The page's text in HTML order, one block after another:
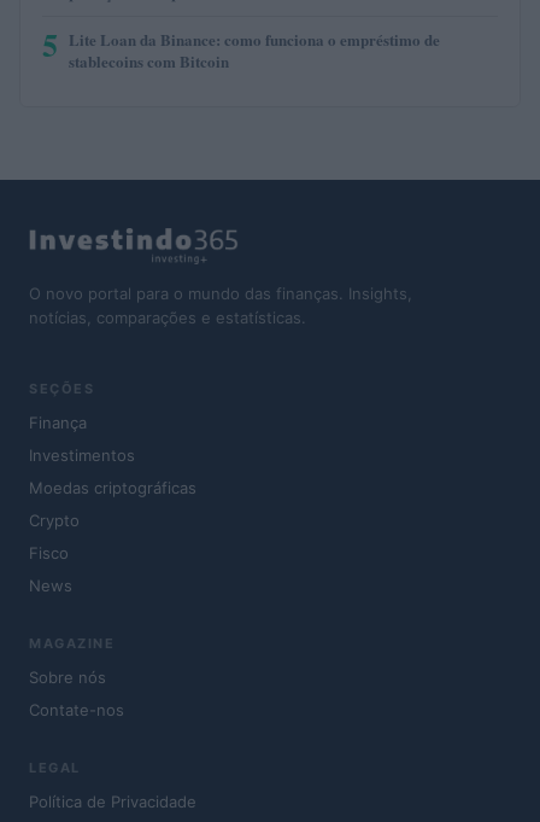
5 Lite Loan da Binance: como funciona o empréstimo de
stablecoins com Bitcoin
O novo portal para o mundo das finanças. Insights,
notícias, comparações e estatísticas.
SEÇÕES
Finança
Investimentos
Moedas criptográficas
Crypto
Fisco
News
MAGAZINE
Sobre nós
Contate-nos
LEGAL
Política de Privacidade